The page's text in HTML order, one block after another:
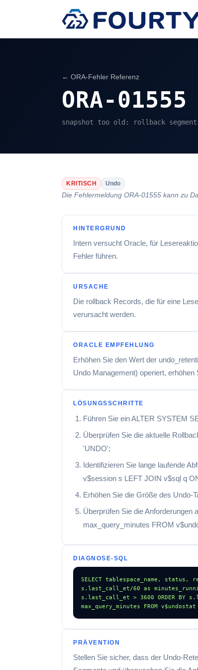
← ORA-Fehler Referenz
ORA-01555
snapshot too old: rollback
KRITISCH Undo
Die Fehlermeldung ORA-01555 kann zu
HINTERGRUND
Intern versucht Oracle, für
Fehler führen.
URSACHE
Die rollback Records, die für eine
verursacht werden.
ORACLE EMPFEHLUNG
Erhöhen Sie den Wert der
Undo Management) operiert, erhöhen
LÖSUNGSSCHRITTE
Führen Sie ein ALTER SYSTEM
Überprüfen Sie die aktuelle
'UNDO';
Identifizieren Sie lange laufende
v$session s LEFT JOIN v$sql q
Erhöhen Sie die Größe des Undo-
Überprüfen Sie die
max_query_minutes FROM
DIAGNOSE-SQL
SELECT tablespace_name, status,
s.last_call_et/60 as
s.last_call_et > 3600 ORDER BY
max_query_minutes FROM
PRÄVENTION
Stellen Sie sicher, dass der Undo-